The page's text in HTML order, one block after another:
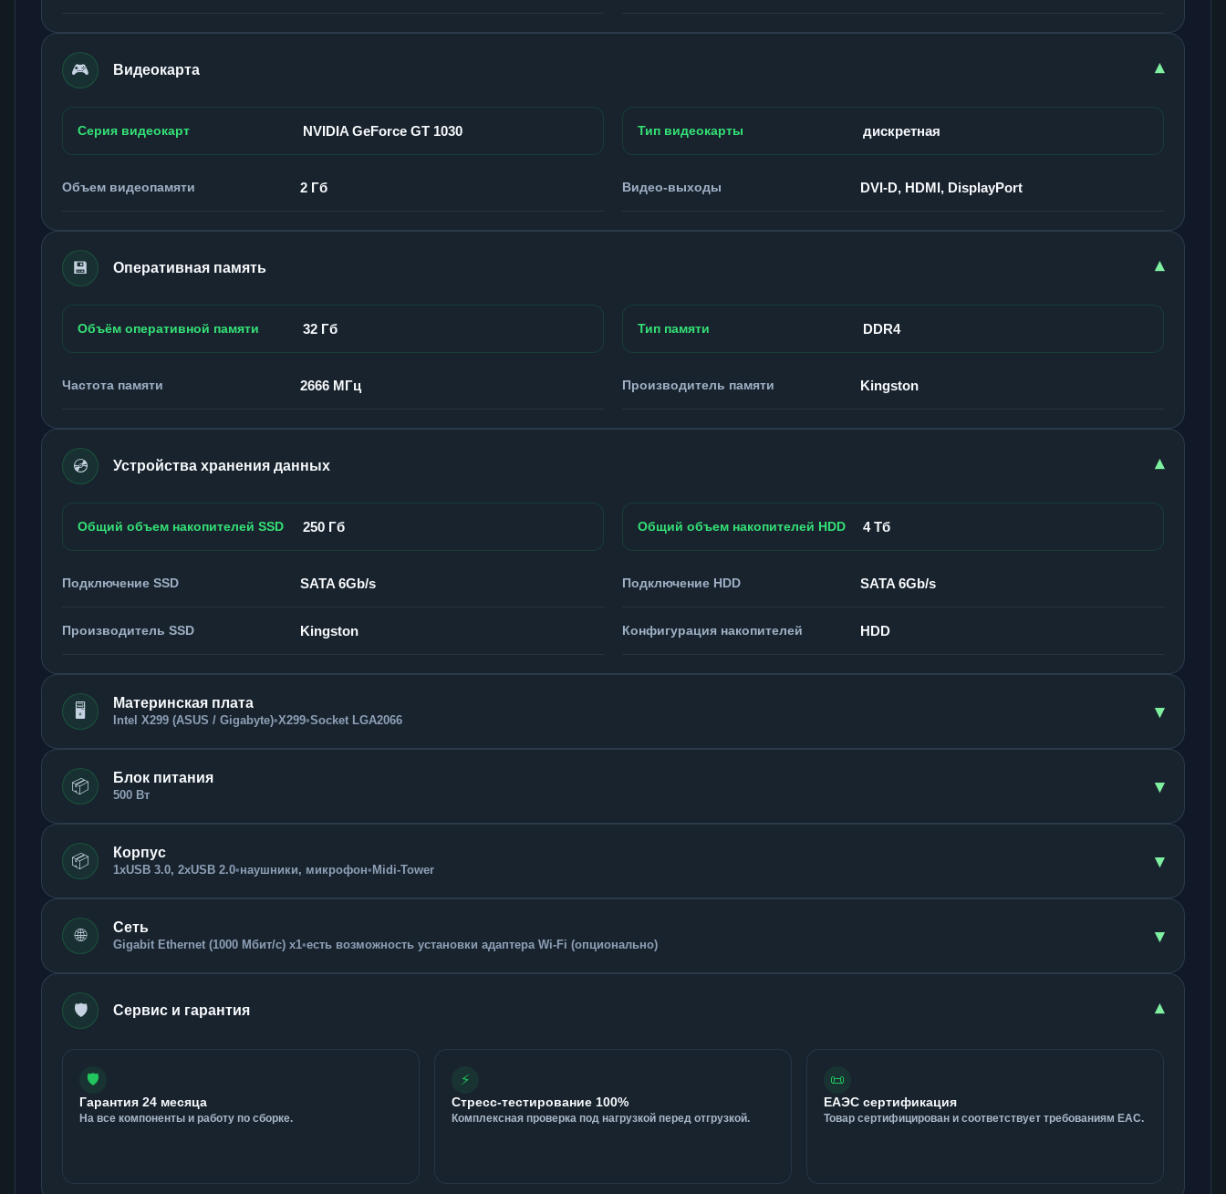
🎮 Видеокарта ▾
Серия видеокарт NVIDIA GeForce GT 1030 Тип видеокарты дискретная
Объем видеопамяти 2 Гб Видео-выходы DVI-D, HDMI, DisplayPort
💾 Оперативная память ▾
Объём оперативной памяти 32 Гб Тип памяти DDR4
Частота памяти 2666 МГц Производитель памяти Kingston
💿 Устройства хранения данных ▾
Общий объем накопителей SSD 250 Гб Общий объем накопителей HDD 4 Тб
Подключение SSD SATA 6Gb/s Подключение HDD SATA 6Gb/s
Производитель SSD Kingston Конфигурация накопителей HDD
🖥️ Материнская плата
Intel X299 (ASUS / Gigabyte)•X299•Socket LGA2066 ▾
📦 Блок питания
500 Вт ▾
📦 Корпус
1xUSB 3.0, 2xUSB 2.0•наушники, микрофон• Midi-Tower ▾
🌐 Сеть
Gigabit Ethernet (1000 Мбит/с) x1•есть возможность установки адаптера Wi-Fi (опционально) ▾
🛡️ Сервис и гарантия ▾
🛡️
Гарантия 24 месяца
На все компоненты и работу по сборке.
⚡
Стресс-тестирование 100%
Комплексная проверка под нагрузкой перед отгрузкой.
📜
ЕАЭС сертификация
Товар сертифицирован и соответствует требованиям ЕАС.